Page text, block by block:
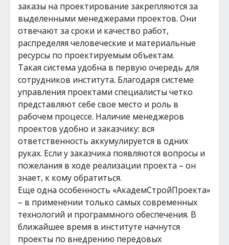
заказы на проектирование закрепляются за
выделенными менеджерами проектов. Они
отвечают за сроки и качество работ,
распределяя человеческие и материальные
ресурсы по проектируемым объектам.
Такая система удобна в первую очередь для
сотрудников института. Благодаря системе
управления проектами специалисты четко
представляют себе свое место и роль в
рабочем процессе. Наличие менеджеров
проектов удобно и заказчику: вся
ответственность аккумулируется в одних
руках. Если у заказчика появляются вопросы и
пожелания в ходе реализации проекта – он
знает, к кому обратиться.
Еще одна особенность «АкадемСтройПроекта»
– в применении только самых современных
технологий и программного обеспечения. В
ближайшее время в институте начнутся
проекты по внедрению передовых